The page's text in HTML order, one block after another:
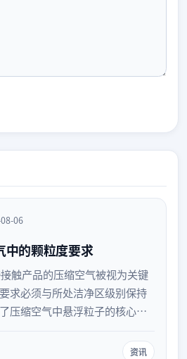
06
的颗粒度要求
触产品的压缩空气被视为关键
求必须与所处洁净区级别保持
压缩空气中悬浮粒子的核心控
立完善的压缩空气质量管理体
资讯